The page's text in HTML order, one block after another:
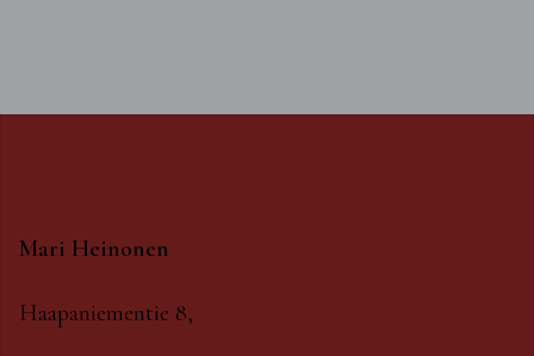
Mari Heinonen
Haapaniementie 8,